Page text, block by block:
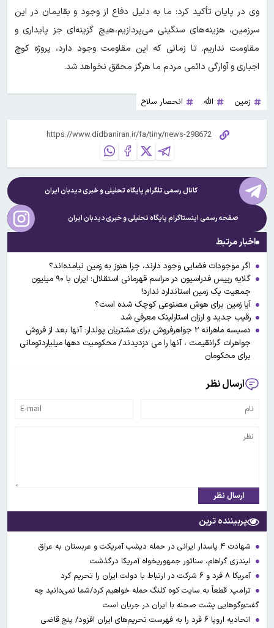
وی در پایان تأکید کرد: ما به دلیل دفاع از وجود و بقایمان در این
سرزمین، هزینه‌های سنگینی می‌پردازیم،هیچ گزینه‌ای جز پایداری و
مقاومت نداریم. تا زمانی که این مقاومت وجود دارد، پروژه کوچ
اجباری و آوارگی دائمی مردم ما هرگز محقق نخواهد شد.
زمین الله انحصار سلاح
کانال رسمی تلگرام پایگاه تحلیلی و خبریدیدبان ایران
صفحه رسمی اینستاگرام پایگاه تحلیلی و خبریدیدبان ایران
اخبار مرتبط
اگر موجودات فضایی وجود دارند، چرا هنوز به زمین نیامده‌اند؟
گلایه رییس فدراسیون در مراسم قهرمانی استقلال؛ ایران با ۹۰ میلیون
جمعیت یک زمین استاندارد ندارد!
آیا زمین برای هوش مصنوعی کوچک شده است؟
رقیب جدید و ارزان استارلینک معرفی شد
دسیسه ماهرانه ۲ جواهرفروش برای مشتریان پولدار: آنها بعد از فروش
جواهرات گرانقیمت ، آنها را می دزدیدند/ محکومیت دهها میلیاردتومانی
برای محکومان
ارسال نظر
ارسال نظر
پربیننده ترین
شهادت ۴ پاسدار ایرانی در حمله دیشب آمریکت و عربستان به عراق
لیندزی گراهام، سناتور جمهوریخواه آمریکا درگذشت
آمریکا ۸ فرد و ۶ شرکت در ارتباط با دولت ایران را تحریم کرد
ترامپ: قطعاً به سایت کوه کلنگ حمله خواهیم کرد/شما نمی‌دانید چه
گفت‌وگوهایی پشت صحنه با ایران در جریان است
اتحادیه اروپا ۶ فرد را به فهرست تحریم‌های ایران افزود/ پنج قاضی